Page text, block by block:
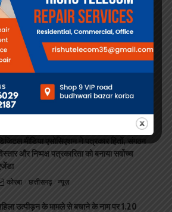
Search
मनोज मिश्रा के हाथों में संगठन की कमान
में डिजिटल मीडिया एसोसिएशन को मिला नया
संगठन विस्तार और पत्रकार हित होंगे सर्वोच्च
और निष्पक्ष पत्रकारिता को बनाया सर्वोच्च
कोरबा छत्तीसगढ़ न्यूज़
उत्पीड़न के मामले से बचाने के नाम पर 1.20